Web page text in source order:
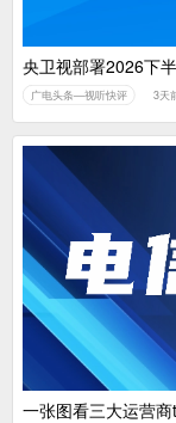
央卫视部署2026下
广电头条—视听快评 3天
一张图看三大运营